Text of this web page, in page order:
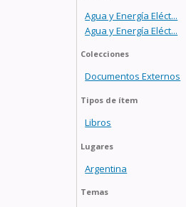
Agua y Energía Eléct...
Agua y Energía Eléct...
Colecciones
Documentos Externos
Tipos de ítem
Libros
Lugares
Argentina
Temas